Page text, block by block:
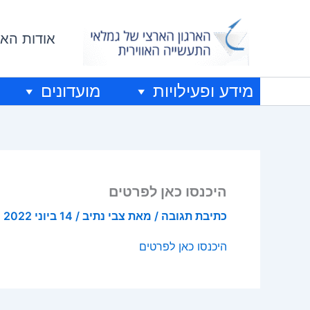
אודות
מידע ופעילויות מועדונים
היכנסו כאן לפרטים
כתיבת תגובה / מאת צבי נתיב / 14 ביוני 2022
היכנסו כאן לפרטים